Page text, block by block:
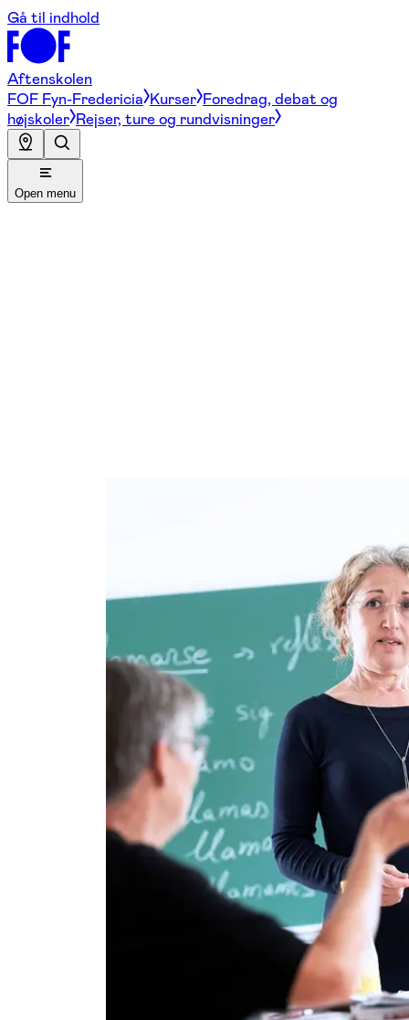
Gå til indhold
Aftenskolen
FOF Fyn-Fredericia Kurser Foredrag, debat og
højskoler Rejser, ture og rundvisninger
Open menu